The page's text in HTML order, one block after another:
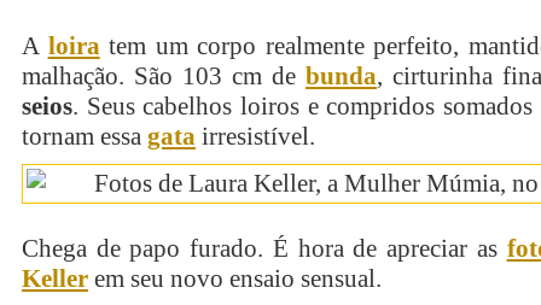
A loira tem um corpo realmente perfeito,
malhação. São 103 cm de bunda, cirturinha
seios. Seus cabelhos loiros e compridos somados
tornam essa gata irresistível.
Chega de papo furado. É hora de apreciar as
Keller em seu novo ensaio sensual.